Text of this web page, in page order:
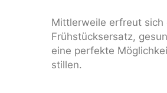
Mittlerweile erfreut sich
Frühstücksersatz,
eine perfekte
stillen.